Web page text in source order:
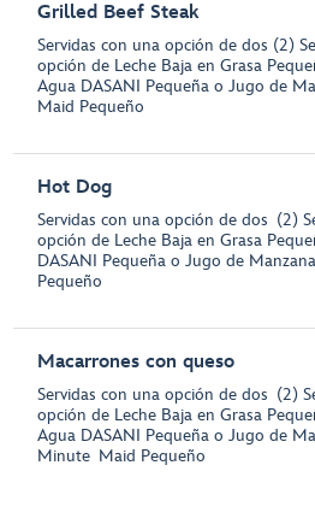
Grilled Beef Steak
Servidas con una opción de dos (2)
opción de Leche Baja en Grasa
Agua DASANI Pequeña o Jugo de
Maid Pequeño
Hot Dog
Servidas con una opción de dos (2)
opción de Leche Baja en Grasa
DASANI Pequeña o Jugo de
Pequeño
Macarrones con queso
Servidas con una opción de dos (2)
opción de Leche Baja en Grasa
Agua DASANI Pequeña o Jugo de
Minute Maid Pequeño